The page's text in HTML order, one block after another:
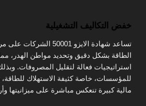
خفض التكاليف التشغيلية
تساعد شهادة الايزو 50001
الطاقة بشكل دقيق وتحديد مواطن الهدر،
استراتيجيات فعالة لتقليل المصروفات.
للمؤسسات، خاصة كثيفة الاستهلاك
مالية كبيرة تنعكس مباشرة على ميزانيتها